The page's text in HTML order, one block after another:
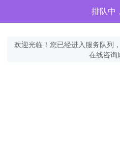
排队中
欢迎光临！您已经进入服务队列
在线咨询